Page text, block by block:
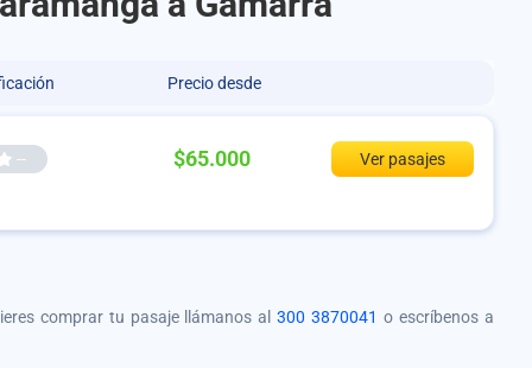
Precio desde
-- $65.000 Ver pasajes
comprar tu pasaje llámanos al300 3870041 o escríbenos a